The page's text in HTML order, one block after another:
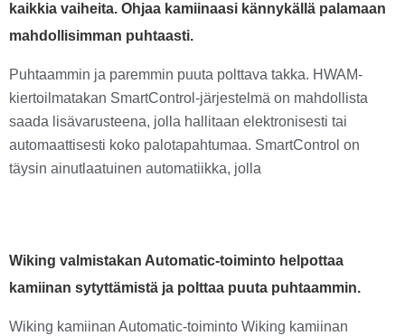
kaikkia vaiheita. Ohjaa kamiinaasi kännykällä palamaan
mahdollisimman puhtaasti.
Puhtaammin ja paremmin puuta polttava takka. HWAM-
kiertoilmatakan SmartControl-järjestelmä on mahdollista
saada lisävarusteena, jolla hallitaan elektronisesti tai
automaattisesti koko palotapahtumaa. SmartControl on
täysin ainutlaatuinen automatiikka, jolla
Wiking valmistakan Automatic-toiminto helpottaa
kamiinan sytyttämistä ja polttaa puuta puhtaammin.
Wiking kamiinan Automatic-toiminto Wiking kamiinan